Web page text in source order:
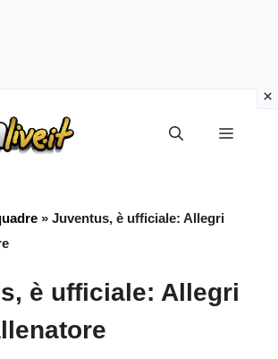
Menu
» Juventus, è ufficiale: Allegri
è ufficiale: Allegri